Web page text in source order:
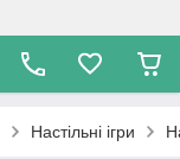
Настільні ігри